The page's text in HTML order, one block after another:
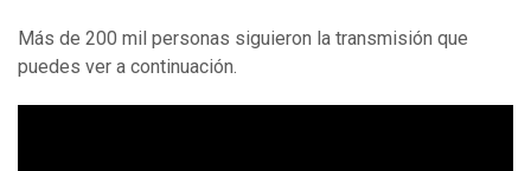
Más de 200 mil personas siguieron la transmisión que
puedes ver a continuación.